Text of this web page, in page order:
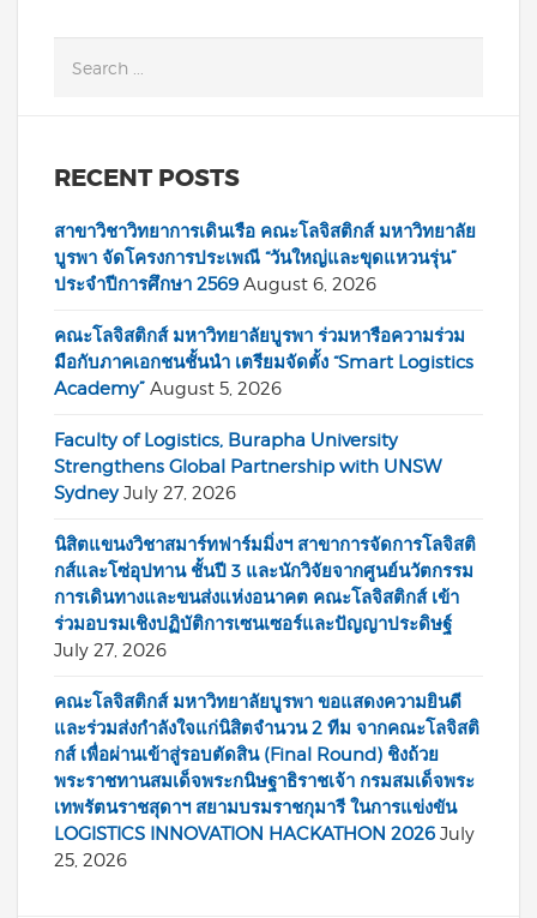
RECENT POSTS
สาขาวิชาวิทยาการเดินเรือ คณะโลจิสติกส์ มหาวิทยาลัย
บูรพา จัดโครงการประเพณี “วันใหญ่และขุดแหวนรุ่น”
ประจำปีการศึกษา 2569 August 6, 2026
คณะโลจิสติกส์ มหาวิทยาลัยบูรพา ร่วมหารือความร่วม
มือกับภาคเอกชนชั้นนำ เตรียมจัดตั้ง “Smart Logistics
Academy” August 5, 2026
Faculty of Logistics, Burapha University
Strengthens Global Partnership with UNSW
Sydney July 27, 2026
นิสิตแขนงวิชาสมาร์ทฟาร์มมิ่งฯ สาขาการจัดการโลจิสติ
กส์และโซ่อุปทาน ชั้นปี 3 และนักวิจัยจากศูนย์นวัตกรรม
การเดินทางและขนส่งแห่งอนาคต คณะโลจิสติกส์ เข้า
ร่วมอบรมเชิงปฏิบัติการเซนเซอร์และปัญญาประดิษฐ์
July 27, 2026
คณะโลจิสติกส์ มหาวิทยาลัยบูรพา ขอแสดงความยินดี
และร่วมส่งกำลังใจแก่นิสิตจำนวน 2 ทีม จากคณะโลจิสติ
กส์ เพื่อผ่านเข้าสู่รอบตัดสิน (Final Round) ชิงถ้วย
พระราชทานสมเด็จพระกนิษฐาธิราชเจ้า กรมสมเด็จพระ
เทพรัตนราชสุดาฯ สยามบรมราชกุมารี ในการแข่งขัน
LOGISTICS INNOVATION HACKATHON 2026 July
25, 2026